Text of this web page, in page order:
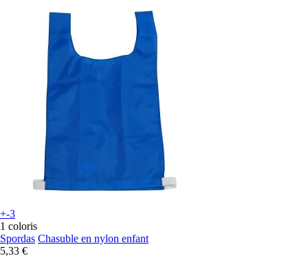
+-3
1 coloris
Spordas Chasuble en nylon enfant
5,33 €